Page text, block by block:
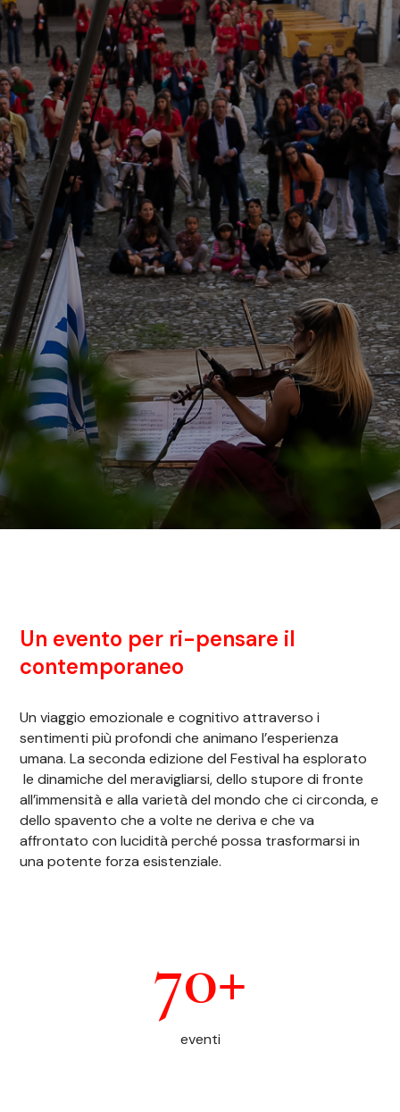
Un evento per ri-pensare il
contemporaneo
Un viaggio emozionale e cognitivo attraverso i
sentimenti più profondi che animano l’esperienza
umana. La seconda edizione del Festival ha esplorato
le dinamiche del meravigliarsi, dello stupore di fronte
all’immensità e alla varietà del mondo che ci circonda, e
dello spavento che a volte ne deriva e che va
affrontato con lucidità perché possa trasformarsi in
una potente forza esistenziale.
70+
eventi